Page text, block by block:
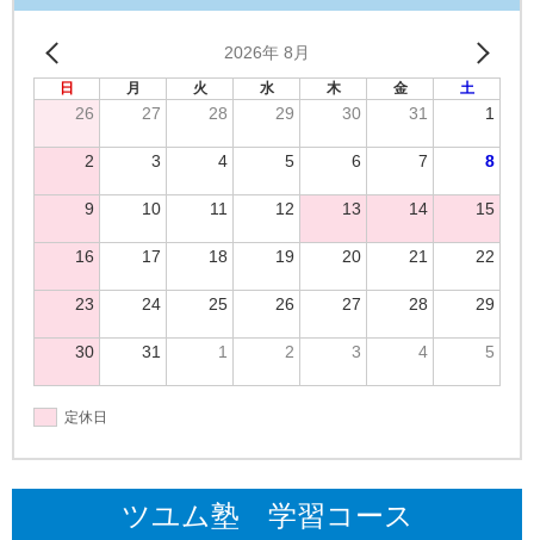
2026年 8月
日 月 火 水 木 金 土
26 27 28 29 30 31 1
2 3 4 5 6 7 8
9 10 11 12 13 14 15
16 17 18 19 20 21 22
23 24 25 26 27 28 29
30 31 1 2 3 4 5
定休日
ツユム塾 学習コース